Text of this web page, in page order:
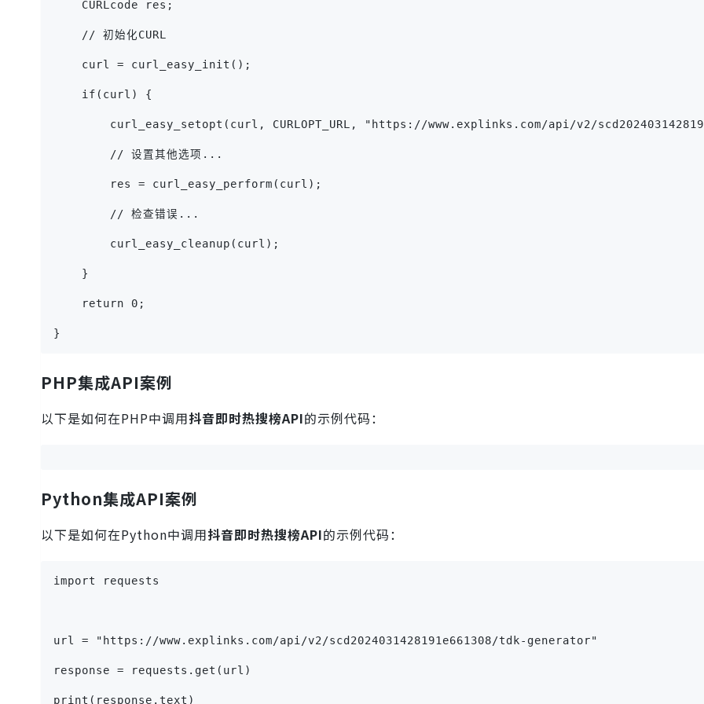
    CURLcode res;
    // 初始化CURL
    curl = curl_easy_init();
    if(curl) {
curl_easy_setopt(curl, CURLOPT_URL, "https://www.explinks.com/api/v2/
        // 设置其他选项...
        res = curl_easy_perform(curl);
        // 检查错误...
        curl_easy_cleanup(curl);
    }
    return 0;
}
PHP集成API案例
以下是如何在PHP中调用抖音即时热搜榜API的示例代码：
Python集成API案例
以下是如何在Python中调用抖音即时热搜榜API的示例代码：
import requests
url = "https://www.explinks.com/api/v2/scd2024031428191e661308/tdk-generator"
response = requests.get(url)
print(response.text)